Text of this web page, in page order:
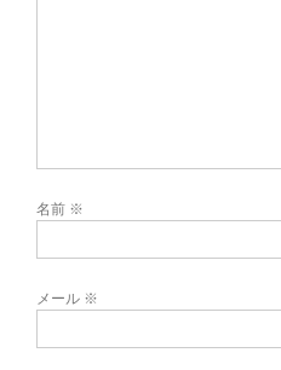
名前 ※
メール ※